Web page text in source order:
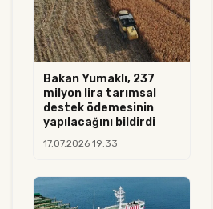
Bakan Yumaklı, 237
milyon lira tarımsal
destek ödemesinin
yapılacağını bildirdi
17.07.2026 19:33